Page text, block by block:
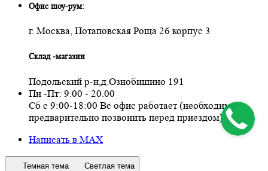
Офис шоу-рум:
г. Москва, Потаповская Роща 26 корпус 3
Склад -магазин
Подольский р-н,д.Ознобишино 191
Пн -Пт: 9.00 - 20.00
Сб с 9:00-18:00 Вс офис работает (необходимо
предварительно позвонить перед приездом)
Написать в MAX
Темная тема Светлая тема